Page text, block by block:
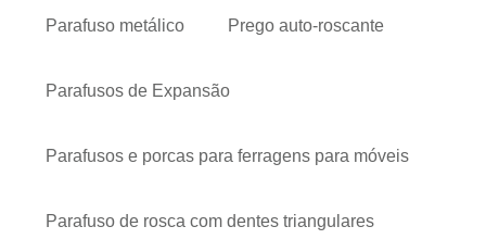
Parafuso metálico Prego auto-roscante
Parafusos de Expansão
Parafusos e porcas para ferragens para móveis
Parafuso de rosca com dentes triangulares